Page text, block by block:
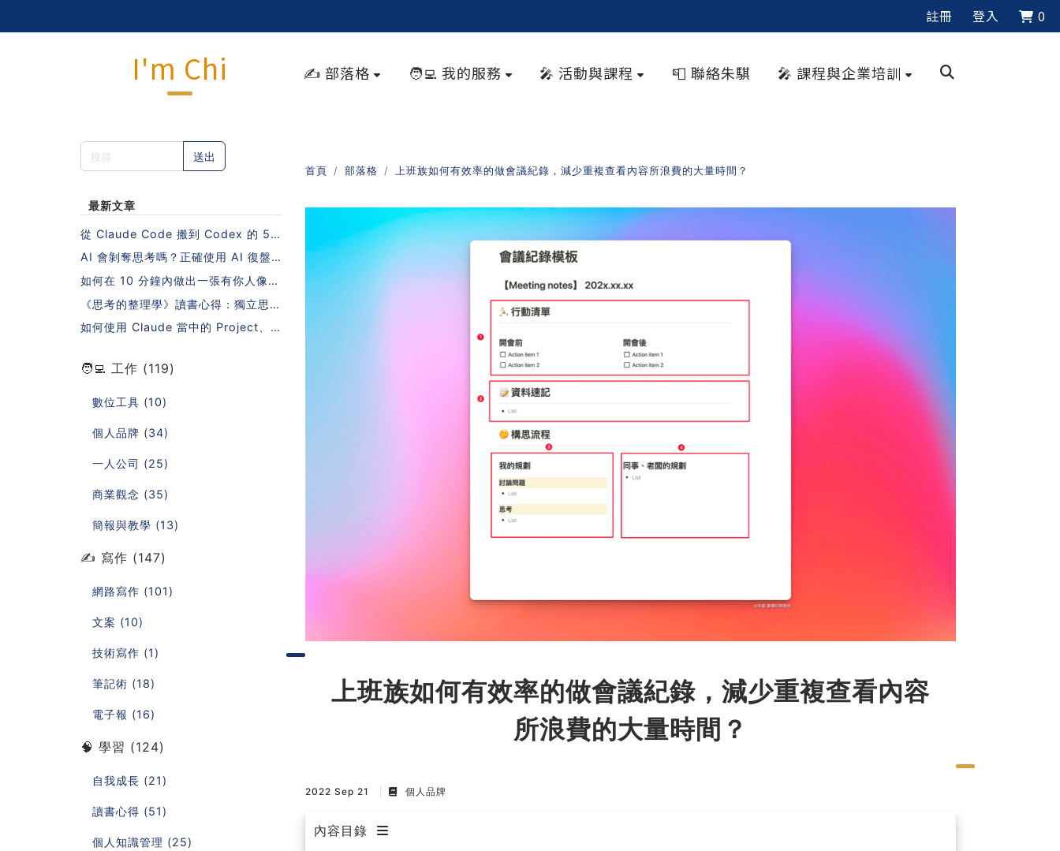
註冊 登入 0
I'm Chi ✍️ 部落格 🧑‍💻 我的服務 🎤 活動與課程 📮 聯絡朱騏 🎤 課程與企業培訓
送出
最新文章
從 Claude Code 搬到 Codex 的 5
步驟指南（不需要重寫 Skills 也能做
到！）
AI 會剝奪思考嗎？正確使用 AI 復盤
的 5 個步驟
如何在 10 分鐘內做出一張有你人像照
片的日系課程封面？
《思考的整理學》讀書心得：獨立思考
的秘密，藏在一本沒有 AI 的年代寫下
的書裡
如何使用 Claude 當中的 Project、S
🧑‍💻 工作 (119)
數位工具 (10)
個人品牌 (34)
一人公司 (25)
商業觀念 (35)
簡報與教學 (13)
✍️ 寫作 (147)
網路寫作 (101)
文案 (10)
技術寫作 (1)
筆記術 (18)
電子報 (16)
🧠 學習 (124)
自我成長 (21)
讀書心得 (51)
個人知識管理 (25)
首頁 部落格 上班族如何有效率的做會議紀錄，減少重複查看內容所浪費的大量時間？
上班族如何有效率的做會議紀錄，減少重複查看內容
所浪費的大量時間？
2022 Sep 21 個人品牌
內容目錄